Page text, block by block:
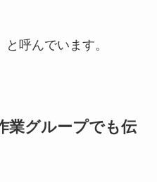
呼んでいます。
業グループでも伝